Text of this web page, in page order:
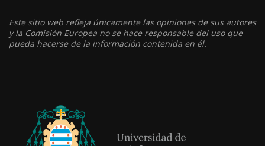
Este sitio web refleja únicamente las opiniones de sus autores
y la Comisión Europea no se hace responsable del uso que
pueda hacerse de la información contenida en él.